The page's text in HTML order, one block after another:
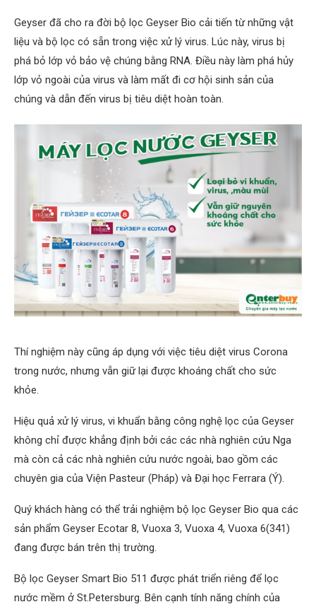
Geyser đã cho ra đời bộ lọc Geyser Bio cải tiến từ những vật
liệu và bộ lọc có sẵn trong việc xử lý virus. Lúc này, virus bị
phá bỏ lớp vỏ bảo vệ chúng bằng RNA. Điều này làm phá hủy
lớp vỏ ngoài của virus và làm mất đi cơ hội sinh sản của
chúng và dẫn đến virus bị tiêu diệt hoàn toàn.
Thí nghiệm này cũng áp dụng với việc tiêu diệt virus Corona
trong nước, nhưng vẫn giữ lại được khoáng chất cho sức
khỏe.
Hiệu quả xử lý virus, vi khuẩn bằng công nghệ lọc của Geyser
không chỉ được khẳng định bởi các các nhà nghiên cứu Nga
mà còn cả các nhà nghiên cứu nước ngoài, bao gồm các
chuyên gia của Viện Pasteur (Pháp) và Đại học Ferrara (Ý).
Quý khách hàng có thể trải nghiệm bộ lọc Geyser Bio qua các
sản phẩm Geyser Ecotar 8, Vuoxa 3, Vuoxa 4, Vuoxa 6(341)
đang được bán trên thị trường.
Bộ lọc Geyser Smart Bio 511 được phát triển riêng để lọc
nước mềm ở St.Petersburg. Bên cạnh tính năng chính của